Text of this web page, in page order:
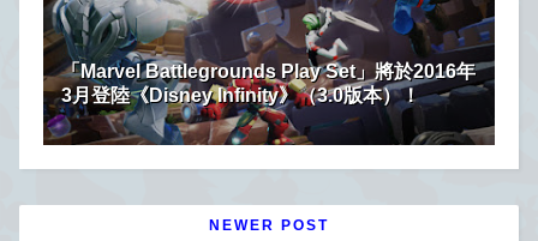
「Marvel Battlegrounds Play Set」將於2016年
3月登陸《Disney Infinity》（3.0版本）！
NEWER POST